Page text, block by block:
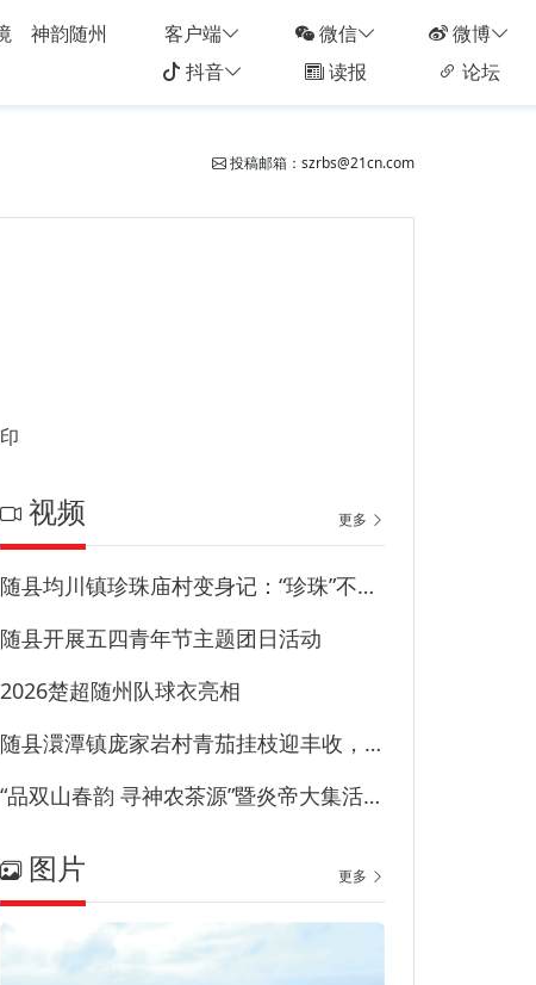
神韵随州
客户端 微信
微博
抖音
读报 论坛
投稿邮箱：szrbs@21cn.com
视频 更多
随县均川镇珍珠庙村变身记：“珍珠”不藏尘“甜园”甜到心
随县开展五四青年节主题团日活动
2026楚超随州队球衣亮相
随县澴潭镇庞家岩村青茄挂枝迎丰收，特色产业兴乡村！
“品双山春韵 寻神农茶源”暨炎帝大集活动在草甸子街历史文化街区启幕
图片 更多